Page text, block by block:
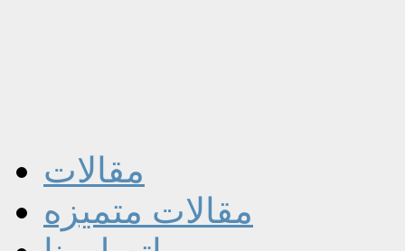
مقالات
مقالات متميزه